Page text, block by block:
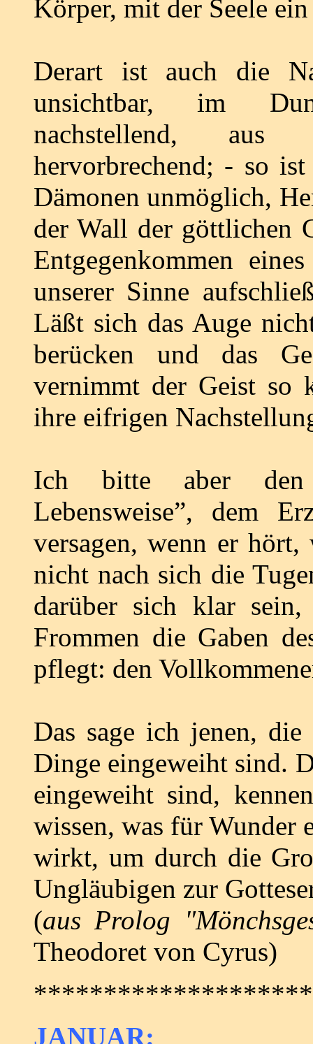
Körper, mit der Seele
Derart ist auch die
unsichtbar, im
nachstellend,
hervorbrechend; - so
Dämonen unmöglich,
der Wall der göttlichen
Entgegenkommen
unserer Sinne
Läßt sich das Auge
berücken und das
vernimmt der Geist so
ihre eifrigen
Ich bitte aber den
Lebensweise”, dem
versagen, wenn er
nicht nach sich die
darüber sich klar
Frommen die Gaben
pflegt: den
Das sage ich jenen,
Dinge eingeweiht sind.
eingeweiht sind,
wissen, was für Wunder
wirkt, um durch die
Ungläubigen zur
(aus Prolog "
Theodoret von Cyrus)
JANUAR: